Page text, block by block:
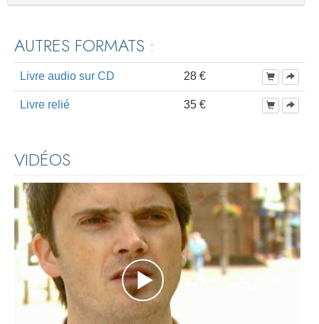
AUTRES FORMATS :
Livre audio sur CD 28 €
Livre relié 35 €
VIDÉOS